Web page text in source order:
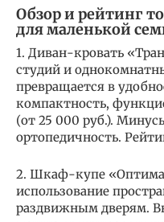
Обзор и рейтинг
для маленькой
1. Диван-кровать
студий и
превращается в
компактность,
(от 25 000 руб.).
ортопедичность.
2. Шкаф-купе
использование
раздвижным дверям.